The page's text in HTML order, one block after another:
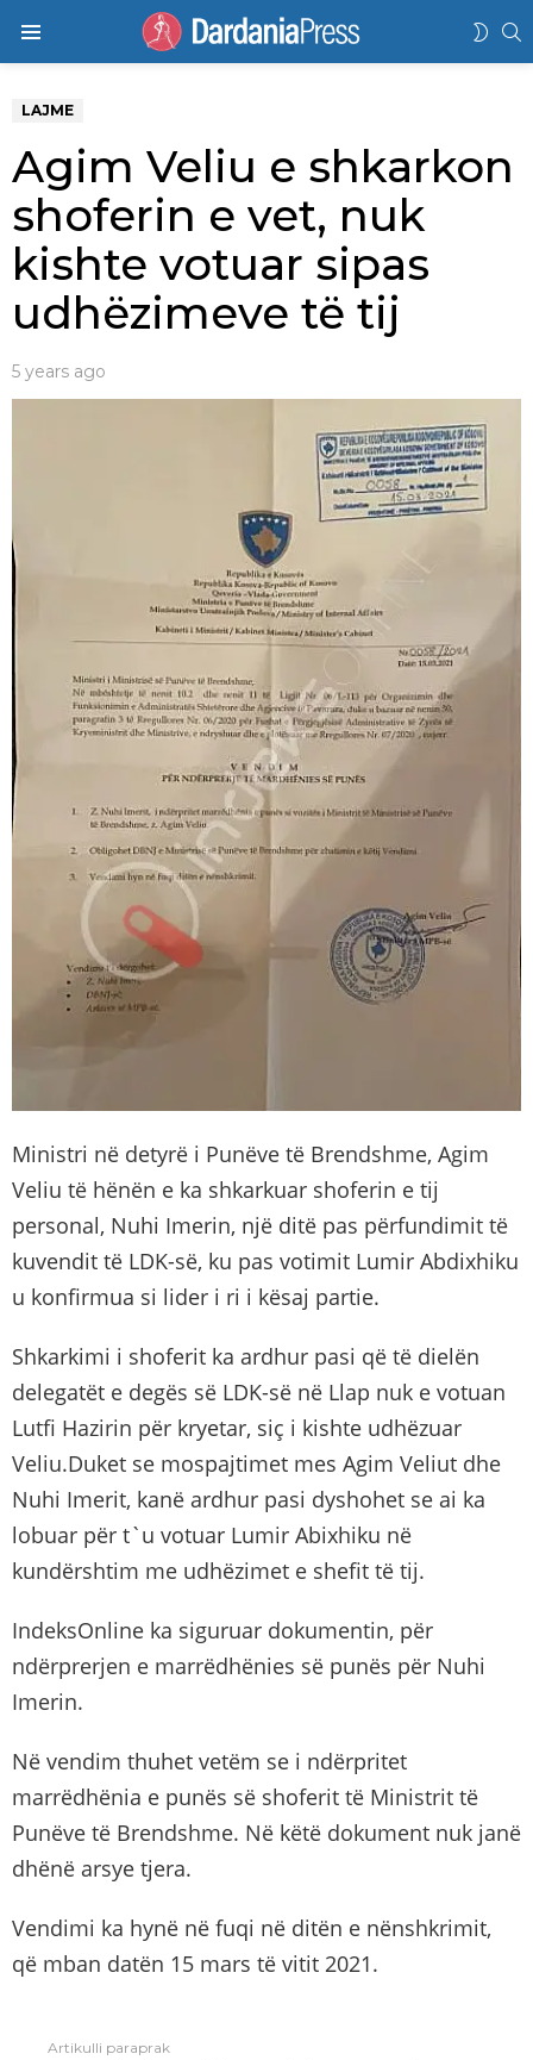
LAJME
Agim Veliu e shkarkon
shoferin e vet, nuk
kishte votuar sipas
udhëzimeve të tij
5 years ago
Ministri në detyrë i Punëve të Brendshme, Agim
Veliu të hënën e ka shkarkuar shoferin e tij
personal, Nuhi Imerin, një ditë pas përfundimit të
kuvendit të LDK-së, ku pas votimit Lumir Abdixhiku
u konfirmua si lider i ri i kësaj partie.
Shkarkimi i shoferit ka ardhur pasi që të dielën
delegatët e degës së LDK-së në Llap nuk e votuan
Lutfi Hazirin për kryetar, siç i kishte udhëzuar
Veliu.Duket se mospajtimet mes Agim Veliut dhe
Nuhi Imerit, kanë ardhur pasi dyshohet se ai ka
lobuar për t`u votuar Lumir Abixhiku në
kundërshtim me udhëzimet e shefit të tij.
IndeksOnline ka siguruar dokumentin, për
ndërprerjen e marrëdhënies së punës për Nuhi
Imerin.
Në vendim thuhet vetëm se i ndërpritet
marrëdhënia e punës së shoferit të Ministrit të
Punëve të Brendshme. Në këtë dokument nuk janë
dhënë arsye tjera.
Vendimi ka hynë në fuqi në ditën e nënshkrimit,
që mban datën 15 mars të vitit 2021.
Artikulli paraprak